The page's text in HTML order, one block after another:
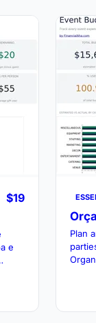
$19
e
Plan